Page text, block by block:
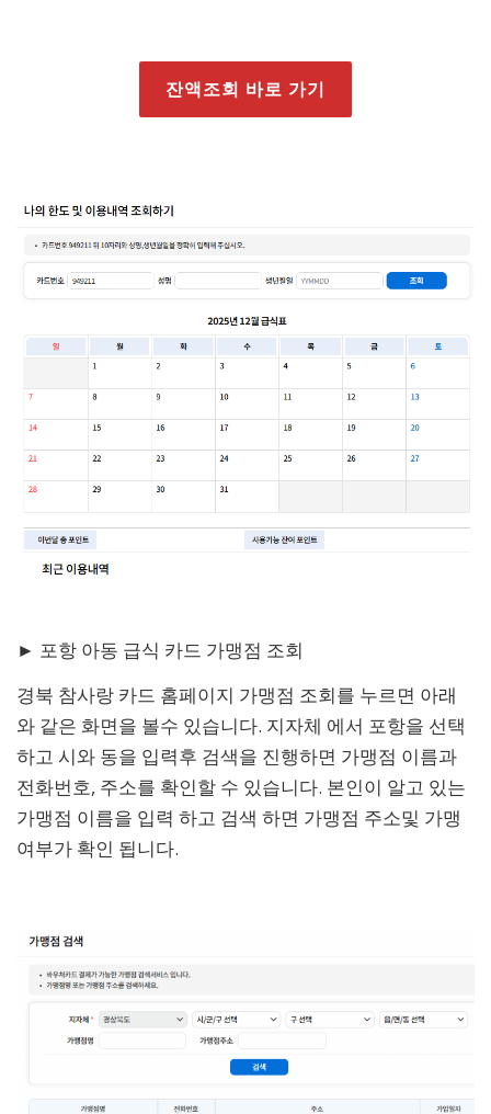
잔액조회 바로 가기
► 포항 아동 급식 카드 가맹점 조회
경북 참사랑 카드 홈페이지 가맹점 조회를 누르면 아래
와 같은 화면을 볼수 있습니다. 지자체 에서 포항을 선택
하고 시와 동을 입력후 검색을 진행하면 가맹점 이름과
전화번호, 주소를 확인할 수 있습니다. 본인이 알고 있는
가맹점 이름을 입력 하고 검색 하면 가맹점 주소및 가맹
여부가 확인 됩니다.